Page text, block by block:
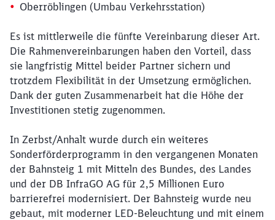
Oberröblingen (Umbau Verkehrsstation)
Es ist mittlerweile die fünfte Vereinbarung dieser Art.
Die Rahmenvereinbarungen haben den Vorteil, dass
sie langfristig Mittel beider Partner sichern und
trotzdem Flexibilität in der Umsetzung ermöglichen.
Dank der guten Zusammenarbeit hat die Höhe der
Investitionen stetig zugenommen.
In Zerbst/Anhalt wurde durch ein weiteres
Sonderförderprogramm in den vergangenen Monaten
der Bahnsteig 1 mit Mitteln des Bundes, des Landes
und der DB InfraGO AG für 2,5 Millionen Euro
barrierefrei modernisiert. Der Bahnsteig wurde neu
gebaut, mit moderner LED-Beleuchtung und mit einem